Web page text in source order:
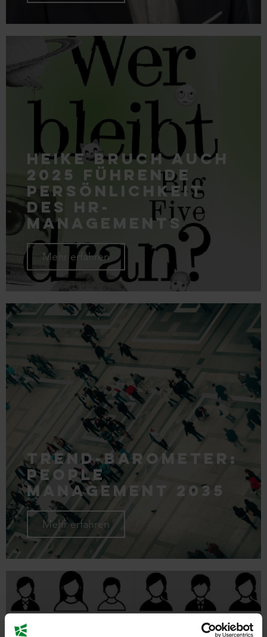
Heike Bruch auch
2025 führende
Persönlichkeit
des HR-
Managements
Mehr erfahren
Trend-Barometer:
People
Management 2035
Mehr erfahren